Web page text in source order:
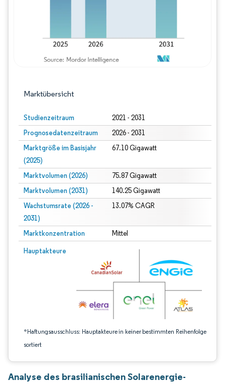
Marktübersicht
Studienzeitraum 2021 - 2031
Prognosedatenzeitraum 2026 - 2031
Marktgröße im Basisjahr
(2025)
67.10 Gigawatt
Marktvolumen (2026) 75.87 Gigawatt
Marktvolumen (2031) 140.25 Gigawatt
Wachstumsrate (2026 -
2031)
13.07% CAGR
Marktkonzentration Mittel
Hauptakteure
*Haftungsausschluss: Hauptakteure in keiner bestimmten Reihenfolge
sortiert
Bild © Mordor Intelligence. Wiederverwendung erfordert Namensnennung
Analyse des brasilianischen Solarenergie-